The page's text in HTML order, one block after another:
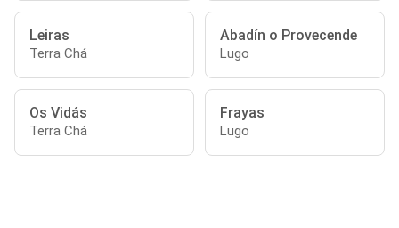
Leiras
Terra Chá
Abadín o Provecende
Lugo
Os Vidás
Terra Chá
Frayas
Lugo